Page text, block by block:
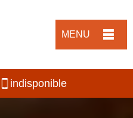
MENU
indisponible